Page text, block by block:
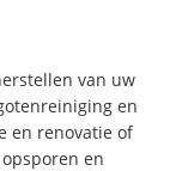
van uw
en
en renovatie of
en